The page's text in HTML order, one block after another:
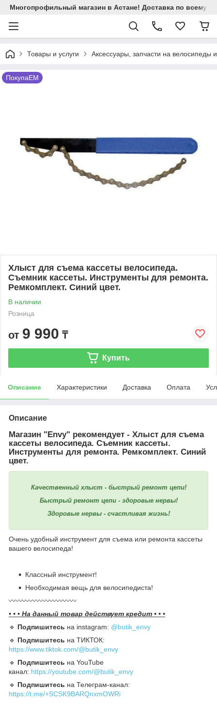
Многопрофильный магазин в Астане! Доставка по всему
Товары и услуги Аксессуары, запчасти на велосипеды
ПокупаЕМ
Хлыст для съема кассеты велосипеда.
Съемник кассеты. Инструменты для ремонта.
Ремкомплект. Синий цвет.
В наличии
Розница
от 9 990 ₸
Купить
Описание Характеристики Доставка Оплата
Описание
Магазин "Envy" рекомендует - Хлыст для съема
кассеты велосипеда. Съемник кассеты.
Инструменты для ремонта. Ремкомплект. Синий
цвет.
Качественный хлыст - быстрый ремонт цепи!
Быстрый ремонт цепи - здоровые нервы!
Здоровые нервы - счастливая жизнь!
Очень удобный инструмент для съема или ремонта кассеты
вашего велосипеда!
Классный инструмент!
Необходимая вещь для велосипедиста!
〰️〰️〰️〰️〰️〰️〰️〰️〰️〰️
• • • На данный товар действует кредит • • •
🔹️ Подпишитесь на instagram: @butik_envy
🔹️ Подпишитесь на ТИКТОК:
https://www.tiktok.com/@butik_envy
🔹️ Подпишитесь на YouTube
канал: https://youtube.com/@butik_envy
🔹️ Подпишитесь на Телеграм-канал:
https://t.me/+SCSK9BARQnxmOWRi